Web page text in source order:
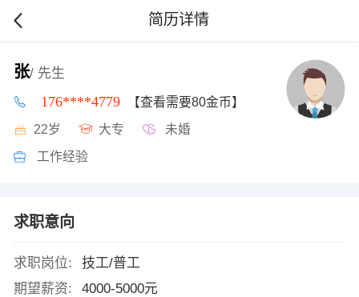
简历详情
张/ 先生
176****4779 【查看需要80金币】
22岁 大专 未婚
工作经验
求职意向
求职岗位:
技工/普工
期望薪资:
4000-5000元